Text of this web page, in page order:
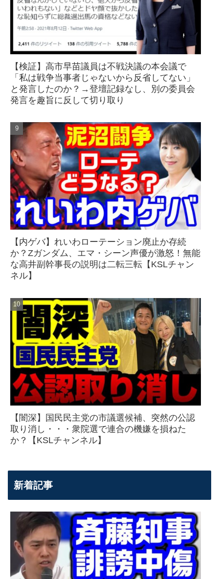
【検証】高市早苗議員は不戦決議の本会議で
「私は戦争当事者じゃないから反省してない」
と発言したのか？→登壇記録なし、別の委員会
発言を趣旨に反して切り取り
【内ゲバ】れいわローテーション廃止か存続
か？Zガンダム、エマ・シーン声優が激怒！無能
な高井副幹事長の説明は二転三転【KSLチャン
ネル】
【闇深】国民民主党の市議選候補、突然の公認
取り消し・・・衆院選で連合の機嫌を損ねた
か？【KSLチャンネル】
新着記事